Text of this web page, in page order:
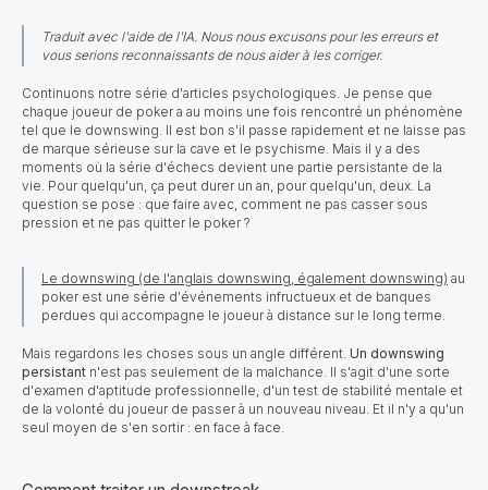
Traduit avec l'aide de l'IA. Nous nous excusons pour les erreurs et
vous serions reconnaissants de nous aider à les corriger.
Continuons notre série d'articles psychologiques. Je pense que
chaque joueur de poker a au moins une fois rencontré un phénomène
tel que le downswing. Il est bon s'il passe rapidement et ne laisse pas
de marque sérieuse sur la cave et le psychisme. Mais il y a des
moments où la série d'échecs devient une partie persistante de la
vie. Pour quelqu'un, ça peut durer un an, pour quelqu'un, deux. La
question se pose : que faire avec, comment ne pas casser sous
pression et ne pas quitter le poker ?
Le downswing (de l'anglais downswing, également downswing) au
poker est une série d'événements infructueux et de banques
perdues qui accompagne le joueur à distance sur le long terme.
Mais regardons les choses sous un angle différent. Un downswing
persistant n'est pas seulement de la malchance. Il s'agit d'une sorte
d'examen d'aptitude professionnelle, d'un test de stabilité mentale et
de la volonté du joueur de passer à un nouveau niveau. Et il n'y a qu'un
seul moyen de s'en sortir : en face à face.